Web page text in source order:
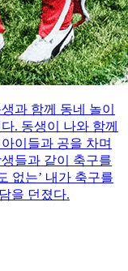
과 함께 동네 놀이
. 동생이 나와 함께
이들과 공을 차며
들과 같이 축구를
없는’ 내가 축구를
을 던졌다.